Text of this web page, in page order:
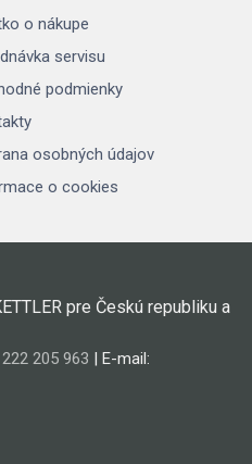
o nákupe
servisu
podmienky
osobných údajov
o cookies
pre Českú republiku a
205 963 | E-mail: